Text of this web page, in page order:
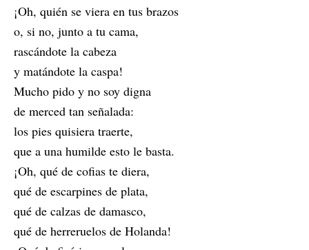
¡Oh, quién se viera en tus brazos
o, si no, junto a tu cama,
rascándote la cabeza
y matándote la caspa!
Mucho pido y no soy digna
de merced tan señalada:
los pies quisiera traerte,
que a una humilde esto le basta.
¡Oh, qué de cofias te diera,
qué de escarpines de plata,
qué de calzas de damasco,
qué de herreruelos de Holanda!